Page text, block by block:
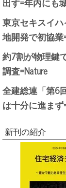
東京セキスイ
地開発で初協
約7割が物理鍵
調査=Nature
全建総連「第6
は十分に進ま
新刊の紹介